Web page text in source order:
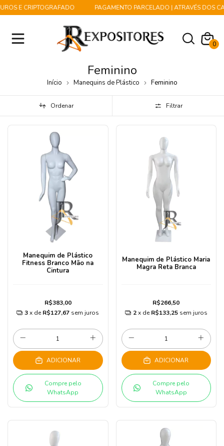
E CRIPTOGRAFADO PAGAMENTO PARCELADO | ATRAVÉS DOS
0
Feminino
Início Manequins de Plástico Feminino
Ordenar Filtrar
Manequim de Plástico
Fitness Branco Mão na
Cintura
R$383,00
3 x de R$127,67 sem juros
ADICIONAR
Compre pelo
WhatsApp
Manequim de Plástico Maria
Magra Reta Branca
R$266,50
2 x de R$133,25 sem juros
ADICIONAR
Compre pelo
WhatsApp